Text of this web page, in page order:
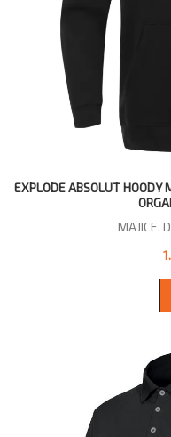
EXPLODE ABSOLUT HOODY
MAJICE,